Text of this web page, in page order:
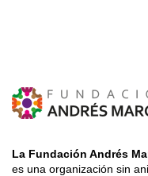
La Fundación Andrés
es una organización sin